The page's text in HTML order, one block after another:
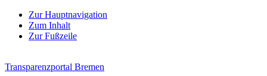
Zur Hauptnavigation
Zum Inhalt
Zur Fußzeile
Transparenzportal Bremen